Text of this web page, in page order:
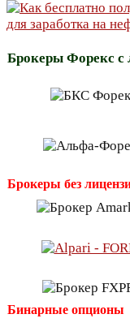
Брокеры Форекс
Брокеры без
Бинарные опционы